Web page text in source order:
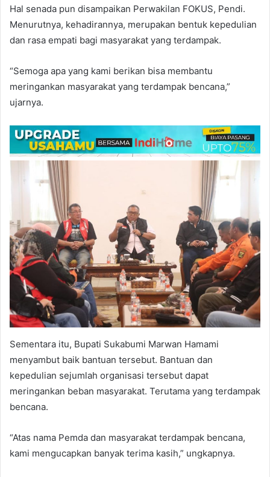
Hal senada pun disampaikan Perwakilan FOKUS, Pendi.
Menurutnya, kehadirannya, merupakan bentuk kepedulian
dan rasa empati bagi masyarakat yang terdampak.
“Semoga apa yang kami berikan bisa membantu
meringankan masyarakat yang terdampak bencana,”
ujarnya.
Sementara itu, Bupati Sukabumi Marwan Hamami
menyambut baik bantuan tersebut. Bantuan dan
kepedulian sejumlah organisasi tersebut dapat
meringankan beban masyarakat. Terutama yang terdampak
bencana.
“Atas nama Pemda dan masyarakat terdampak bencana,
kami mengucapkan banyak terima kasih,” ungkapnya.